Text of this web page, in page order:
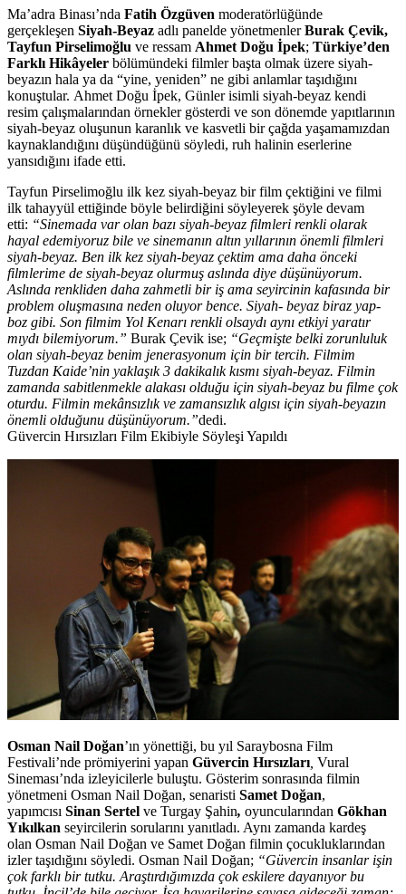
Ma’adra Binası’nda Fatih Özgüven moderatörlüğünde
gerçekleşen Siyah-Beyaz adlı panelde yönetmenlerBurak Çevik,
Tayfun Pirselimoğlu ve ressam Ahmet Doğu İpek; Türkiye’den
Farklı Hikâyeler bölümündeki filmler başta olmak üzere siyah-
beyazın hala ya da “yine, yeniden” ne gibi anlamlar taşıdığını
konuştular. Ahmet Doğu İpek, Günler isimli siyah-beyaz kendi
resim çalışmalarından örnekler gösterdi ve son dönemde yapıtlarının
siyah-beyaz oluşunun karanlık ve kasvetli bir çağda yaşamamızdan
kaynaklandığını düşündüğünü söyledi, ruh halinin eserlerine
yansıdığını ifade etti.
Tayfun Pirselimoğlu ilk kez siyah-beyaz bir film çektiğini ve filmi
ilk tahayyül ettiğinde böyle belirdiğini söyleyerek şöyle devam
etti: “Sinemada var olan bazı siyah-beyaz filmleri renkli olarak
hayal edemiyoruz bile ve sinemanın altın yıllarının önemli filmleri
siyah-beyaz. Ben ilk kez siyah-beyaz çektim ama daha önceki
filmlerime de siyah-beyaz olurmuş aslında diye düşünüyorum.
Aslında renkliden daha zahmetli bir iş ama seyircinin kafasında bir
problem oluşmasına neden oluyor bence. Siyah- beyaz biraz yap-
boz gibi. Son filmim Yol Kenarı renkli olsaydı aynı etkiyi yaratır
mıydı bilemiyorum.” Burak Çevik ise; “Geçmişte belki zorunluluk
olan siyah-beyaz benim jenerasyonum için bir tercih. Filmim
Tuzdan Kaide’nin yaklaşık 3 dakikalık kısmı siyah-beyaz. Filmin
zamanda sabitlenmekle alakası olduğu için siyah-beyaz bu filme çok
oturdu. Filmin mekânsızlık ve zamansızlık algısı için siyah-beyazın
önemli olduğunu düşünüyorum.”dedi.
Güvercin Hırsızları Film Ekibiyle Söyleşi Yapıldı
Osman Nail Doğan’ın yönettiği, bu yıl Saraybosna Film
Festivali’nde prömiyerini yapan Güvercin Hırsızları Vural
Sineması’nda izleyicilerle buluştu. Gösterim sonrasında filmin
yönetmeni Osman Nail Doğan, senaristi Samet Doğan,
yapımcısı Sinan Sertel ve Turgay Şahin, oyuncularından Gökhan
Yıkılkan seyircilerin sorularını yanıtladı. Aynı zamanda kardeş
olan Osman Nail Doğan ve Samet Doğan filmin çocukluklarından
izler taşıdığını söyledi. Osman Nail Doğan; “Güvercin insanlar işin
çok farklı bir tutku. Araştırdığımızda çok eskilere dayanıyor bu